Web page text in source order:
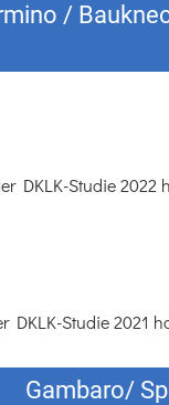
/
DKLK-Studie
DKLK-Studie 2021
Gambaro/